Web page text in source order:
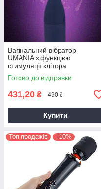
Вагінальний вібратор
UMANIA з функцією
стимуляції клітора
Готово до відправки
431,20 ₴ 490 ₴
Купити
Топ продажів –10%